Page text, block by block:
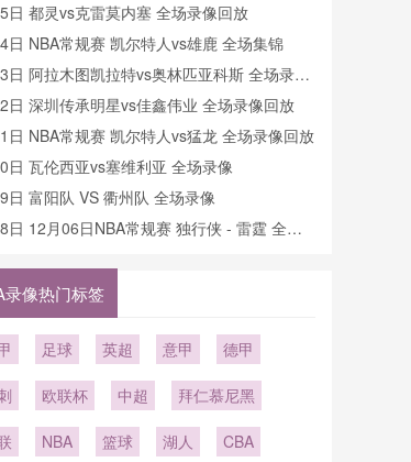
日 都灵vs克雷莫内塞 全场录像回放
日 NBA常规赛 凯尔特人vs雄鹿 全场集锦
日 阿拉木图凯拉特vs奥林匹亚科斯 全场录像
日 深圳传承明星vs佳鑫伟业 全场录像回放
日 NBA常规赛 凯尔特人vs猛龙 全场录像回放
日 瓦伦西亚vs塞维利亚 全场录像
日 富阳队 VS 衢州队 全场录像
日 12月06日NBA常规赛 独行侠 - 雷霆 全场
录像热门标签
足球 英超 意甲 德甲
欧联杯 中超 拜仁慕尼黑
NBA 篮球 湖人 CBA